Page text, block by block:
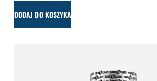
DODAJ DO KOSZYKA